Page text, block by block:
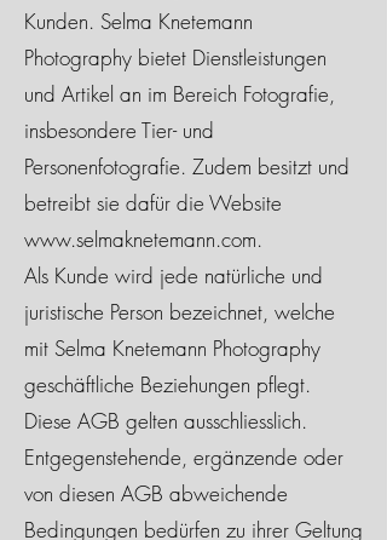
Kunden. Selma Knetemann
Photography bietet Dienstleistungen
und Artikel an im Bereich Fotografie,
insbesondere Tier- und
Personenfotografie. Zudem besitzt und
betreibt sie dafür die Website
www.selmaknetemann.com.
Als Kunde wird jede natürliche und
juristische Person bezeichnet, welche
mit Selma Knetemann Photography
geschäftliche Beziehungen pflegt.
Diese AGB gelten ausschliesslich.
Entgegenstehende, ergänzende oder
von diesen AGB abweichende
Bedingungen bedürfen zu ihrer Geltung